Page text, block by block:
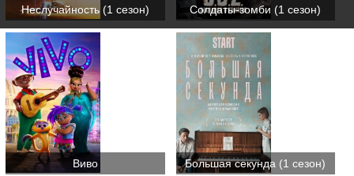
Неслучайность (1 сезон) Солдаты-зомби (1 сезон)
Виво Большая секунда (1 сезон)